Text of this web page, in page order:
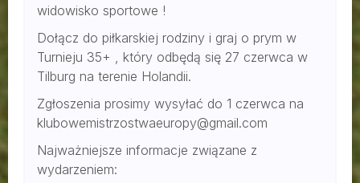
widowisko sportowe !
Dołącz do piłkarskiej rodziny i graj o prym w
Turnieju 35+ , który odbędą się 27 czerwca w
Tilburg na terenie Holandii.
Zgłoszenia prosimy wysyłać do 1 czerwca na
klubowemistrzostwaeuropy@gmail.com
Najważniejsze informacje związane z
wydarzeniem: